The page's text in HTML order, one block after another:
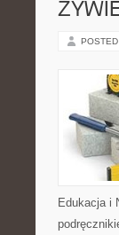
Edukacja i